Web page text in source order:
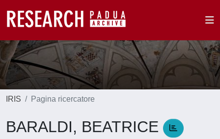
IRIS Pagina ricercatore
BARALDI, BEATRICE